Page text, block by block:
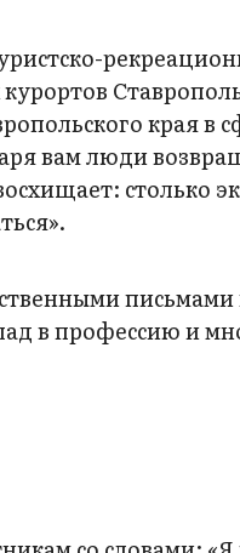
края в
вам люди
столько
в профессию и